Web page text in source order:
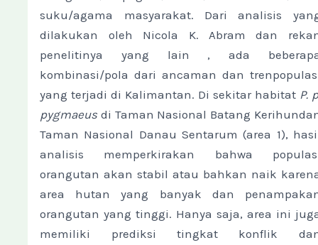
suku/agama masyarakat. Dari analisis
dilakukan oleh Nicola K. Abram dan
penelitinya yang lain , ada
kombinasi/pola dari ancaman dan
yang terjadi di Kalimantan. Di sekitar habitat P.
pygmaeus di Taman Nasional Batang
Taman Nasional Danau Sentarum (area 1),
analisis memperkirakan bahwa
orangutan akan stabil atau bahkan naik
area hutan yang banyak dan
orangutan yang tinggi. Hanya saja, area ini
memiliki prediksi tingkat konflik